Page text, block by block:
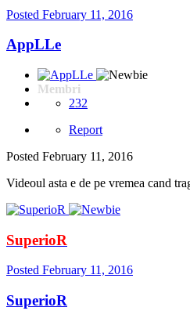
Posted February 11, 2016
AppLLe
Membri
232
Report
Posted February 11, 2016
Videoul asta e de pe vremea cand
SuperioR
Posted February 11, 2016
SuperioR